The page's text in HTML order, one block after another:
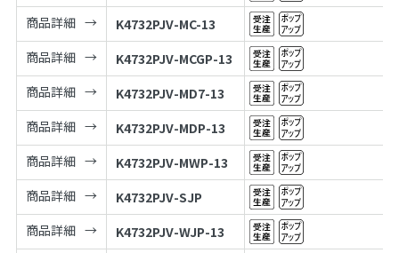
商品詳細
K4732PJV-MC-13
商品詳細
K4732PJV-MCGP-13
商品詳細
K4732PJV-MD7-13
商品詳細
K4732PJV-MDP-13
商品詳細
K4732PJV-MWP-13
商品詳細
K4732PJV-SJP
商品詳細
K4732PJV-WJP-13